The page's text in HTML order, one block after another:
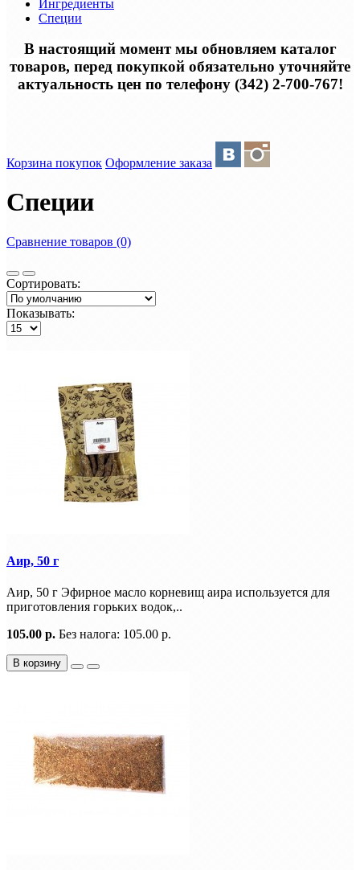
Ингредиенты
Специи
В настоящий момент мы обновляем каталог
товаров, перед покупкой обязательно уточняйте
актуальность цен по телефону (342) 2-700-767!
Корзина покупок Оформление заказа
Специи
Сравнение товаров (0)
Сортировать:
Показывать:
Аир, 50 г
Аир, 50 г Эфирное масло корневищ аира используется для
приготовления горьких водок,..
105.00 р. Без налога: 105.00 р.
В корзину